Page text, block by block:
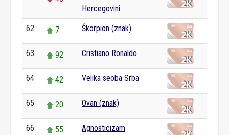
Hercegovini
62 7 Škorpion (znak)
63 92 Cristiano Ronaldo
64 42 Velika seoba Srba
65 20 Ovan (znak)
66 55 Agnosticizam